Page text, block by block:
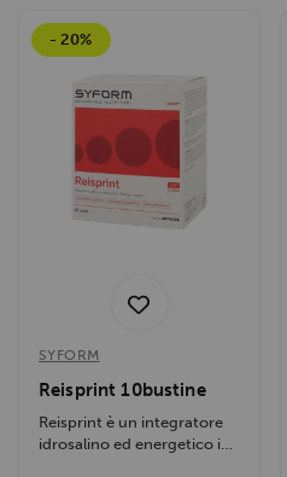
raccolto dal tuo utilizzo dei
- 20%
SYFORM
Reisprint 10bustine
Reisprint è un integratore
idrosalino ed energetico in